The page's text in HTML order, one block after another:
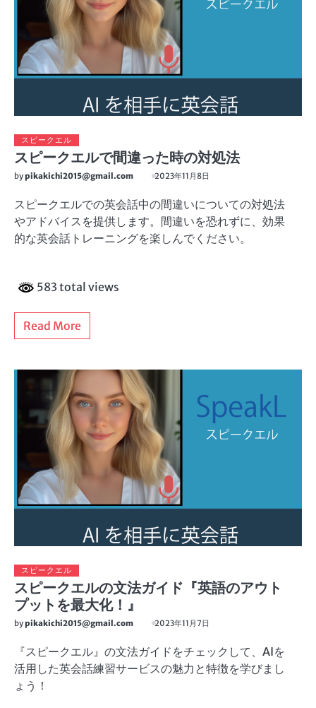
スピークエル
スピークエルで間違った時の対処法
bypikakichi2015@gmail.com 2023年11月8日
スピークエルでの英会話中の間違いについての対処法
やアドバイスを提供します。間違いを恐れずに、効果
的な英会話トレーニングを楽しんでください。
583 total views
Read More
スピークエル
スピークエルの文法ガイド『英語のアウト
プットを最大化！』
bypikakichi2015@gmail.com 2023年11月7日
『スピークエル』の文法ガイドをチェックして、AIを
活用した英会話練習サービスの魅力と特徴を学びまし
ょう！